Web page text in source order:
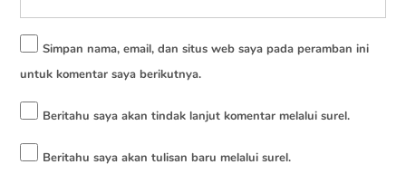
Simpan nama, email, dan situs web saya pada peramban ini
untuk komentar saya berikutnya.
Beritahu saya akan tindak lanjut komentar melalui surel.
Beritahu saya akan tulisan baru melalui surel.